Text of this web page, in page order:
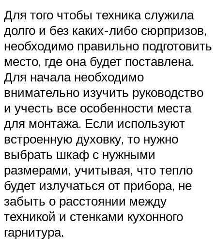
Для того чтобы техника служила
долго и без каких-либо сюрпризов,
необходимо правильно подготовить
место, где она будет поставлена.
Для начала необходимо
внимательно изучить руководство
и учесть все особенности места
для монтажа. Если используют
встроенную духовку, то нужно
выбрать шкаф с нужными
размерами, учитывая, что тепло
будет излучаться от прибора, не
забыть о расстоянии между
техникой и стенками кухонного
гарнитура.